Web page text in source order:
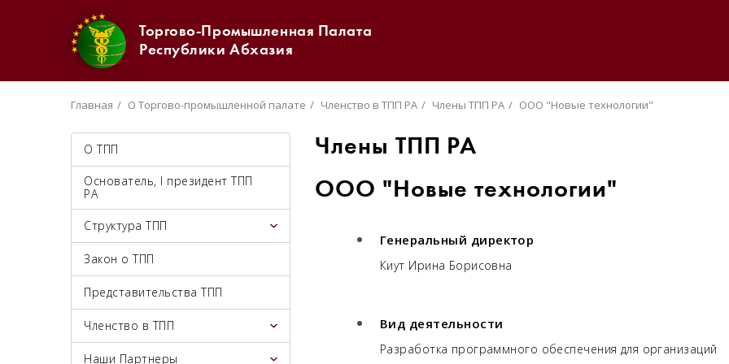
Торгово-Промышленная Палата
Республики Абхазия
Главная О Торгово-промышленной палате Членство в ТПП РА Члены ТПП РА ООО "Новые технологии"
О ТПП
Основатель, I президент ТПП
РА
Структура ТПП
Закон о ТПП
Представительства ТПП
Членство в ТПП
Наши Партнеры
Члены ТПП РА
ООО "Новые технологии"
Генеральный директор
Киут Ирина Борисовна
Вид деятельности
Разработка программного обеспечения для организаций